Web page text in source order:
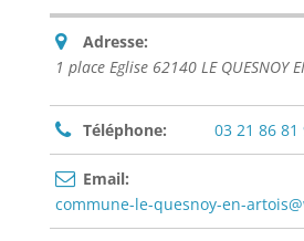
Adresse:
1 place Eglise 62140 LE QUESNOY
Téléphone: 03 21 86 81
Email:
commune-le-quesnoy-en-